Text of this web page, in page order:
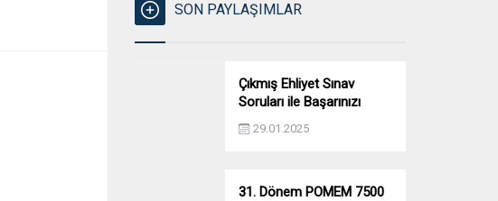
SON PAYLAŞIMLAR
Çıkmış Ehliyet Sınav
Soruları ile Başarınızı
Artırın!
29.01.2025
31. Dönem POMEM 7500